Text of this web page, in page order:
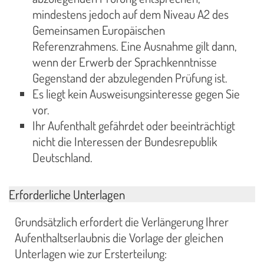
mindestens jedoch auf dem Niveau A2 des
Gemeinsamen Europäischen
Referenzrahmens. Eine Ausnahme gilt dann,
wenn der Erwerb der Sprachkenntnisse
Gegenstand der abzulegenden Prüfung ist.
Es liegt kein Ausweisungsinteresse gegen Sie
vor.
Ihr Aufenthalt gefährdet oder beeinträchtigt
nicht die Interessen der Bundesrepublik
Deutschland.
Erforderliche Unterlagen
Grundsätzlich erfordert die Verlängerung Ihrer
Aufenthaltserlaubnis die Vorlage der gleichen
Unterlagen wie zur Ersterteilung: